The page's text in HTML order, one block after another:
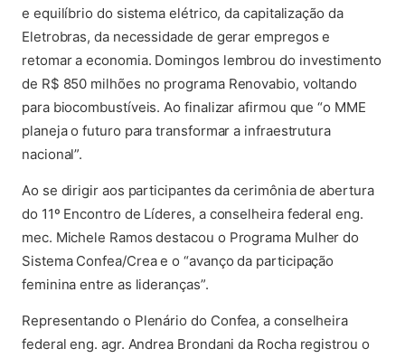
e equilíbrio do sistema elétrico, da capitalização da
Eletrobras, da necessidade de gerar empregos e
retomar a economia. Domingos lembrou do investimento
de R$ 850 milhões no programa Renovabio, voltando
para biocombustíveis. Ao finalizar afirmou que “o MME
planeja o futuro para transformar a infraestrutura
nacional”.
Ao se dirigir aos participantes da cerimônia de abertura
do 11º Encontro de Líderes, a conselheira federal eng.
mec. Michele Ramos destacou o Programa Mulher do
Sistema Confea/Crea e o “avanço da participação
feminina entre as lideranças”.
Representando o Plenário do Confea, a conselheira
federal eng. agr. Andrea Brondani da Rocha registrou o